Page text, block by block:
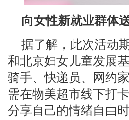
向女性新就业群体
据了解，此次活动
和北京妇女儿童发展
骑手、快递员、网约
需在物美超市线下打
分享自己的情绪自由